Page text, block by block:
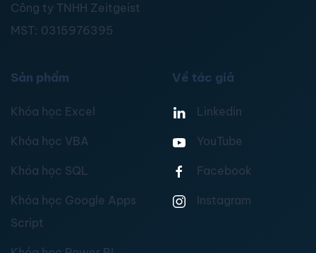
Công ty TNHH Zeitgeist
MST: 0315976395
Sản phẩm
Khóa học Excel
Khóa học VBA
Khóa học SQL
Khóa học Google Apps
Script
Về tác giả
Linkedin
YouTube
Facebook
Instagram